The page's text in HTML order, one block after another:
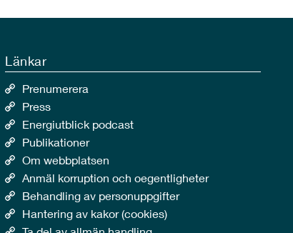
Länkar
Prenumerera
Press
Energiutblick podcast
Publikationer
Om webbplatsen
Anmäl korruption och oegentligheter
Behandling av personuppgifter
Hantering av kakor (cookies)